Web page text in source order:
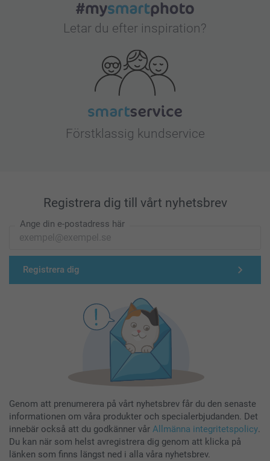
Letar du efter inspiration?
Förstklassig kundservice
Registrera dig till vårt nyhetsbrev
Ange din e-postadress här
Registrera dig
Genom att prenumerera på vårt nyhetsbrev får du den senaste
informationen om våra produkter och specialerbjudanden. Det
innebär också att du godkänner vår Allmänna integritetspolicy.
Du kan när som helst avregistrera dig genom att klicka på
länken som finns längst ned i alla våra nyhetsbrev.